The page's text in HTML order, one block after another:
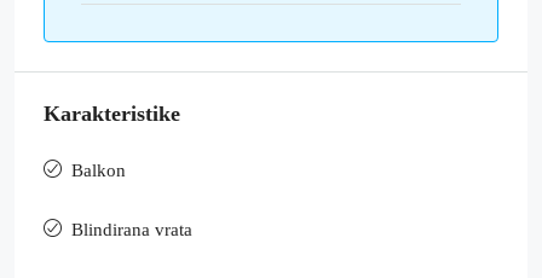
Karakteristike
Balkon
Blindirana vrata